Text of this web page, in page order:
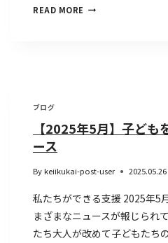
READ MORE
ブログ
【2025年5月】子ども
ース
Bykeiikukai-post-user 2025.05.26
私たちができる支援 2025年5
まざまなニュースが報じられ
たち大人が改めて子どもたち